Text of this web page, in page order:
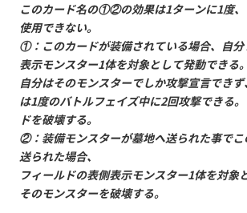
このカード名の①②の効果は1ターンに1度
使用できない。
①：このカードが装備されている場合、自
表示モンスター1体を対象として発動できる
自分はそのモンスターでしか攻撃宣言でき
は1度のバトルフェイズ中に2回攻撃できる
ドを破壊する。
②：装備モンスターが墓地へ送られた事で
送られた場合、
フィールドの表側表示モンスター1体を対象
そのモンスターを破壊する。